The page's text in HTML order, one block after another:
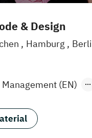
& Design
Hamburg
(EN)
(EN)